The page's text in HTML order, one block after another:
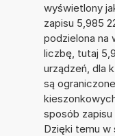
wyświetlony
zapisu 5,985
podzielona na
liczbę, tutaj
urządzeń, dla
są
sposób zapisu
Dzięki temu w